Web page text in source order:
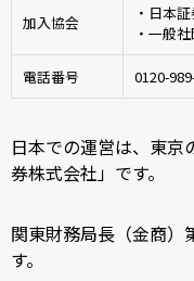
加入協会
・日本
・一般
電話番号 0120-
日本での運営は、東
券株式会社」です。
関東財務局長（金商）
す。